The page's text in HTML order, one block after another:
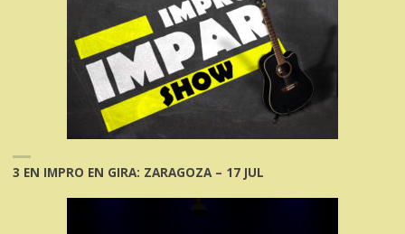
3 EN IMPRO EN GIRA: ZARAGOZA – 17 JUL